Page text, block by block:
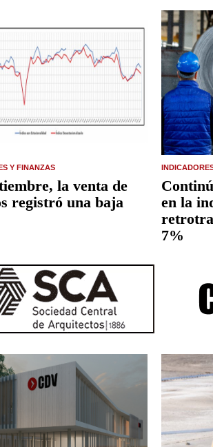
Y FINANZAS
la venta de
registró una baja
en la
7%